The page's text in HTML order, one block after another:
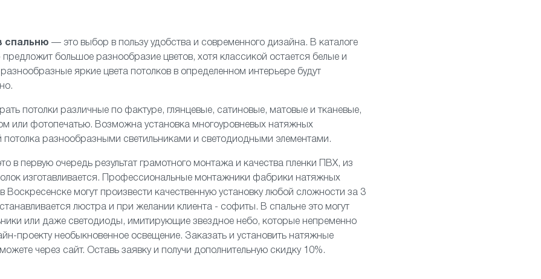
спальню — это выбор в пользу удобства и современного дизайна. В каталоге
большое разнообразие цветов, хотя классикой остается белые и
яркие цвета потолков в определенном интерьере будут
потолки различные по фактуре, глянцевые, сатиновые, матовые итканевые,
или фотопечатью. Возможна установка многоуровневых натяжных
потолка разнообразными светильниками и светодиодными элементами .
в первую очередь результат грамотного монтажа и качества пленки ПВХ, из
изготавливается. Профессиональные монтажники фабрики натяжных
в Воскресенске могут произвести качественную установку любой сложности за 3
люстра и при желании клиента - софиты. В спальне это могут
или даже светодиоды, имитирующие звездное небо, которые непременно
проекту необыкновенное освещение. Заказать и установить натяжные
через сайт. Оставь заявку и получи дополнительную скидку 10%.